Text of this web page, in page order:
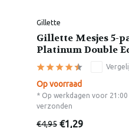
Gillette
Gillette Mesjes 5-
Platinum Double
Op voorraad
* Op werkdagen voor
verzonden
€4,95 €1,29